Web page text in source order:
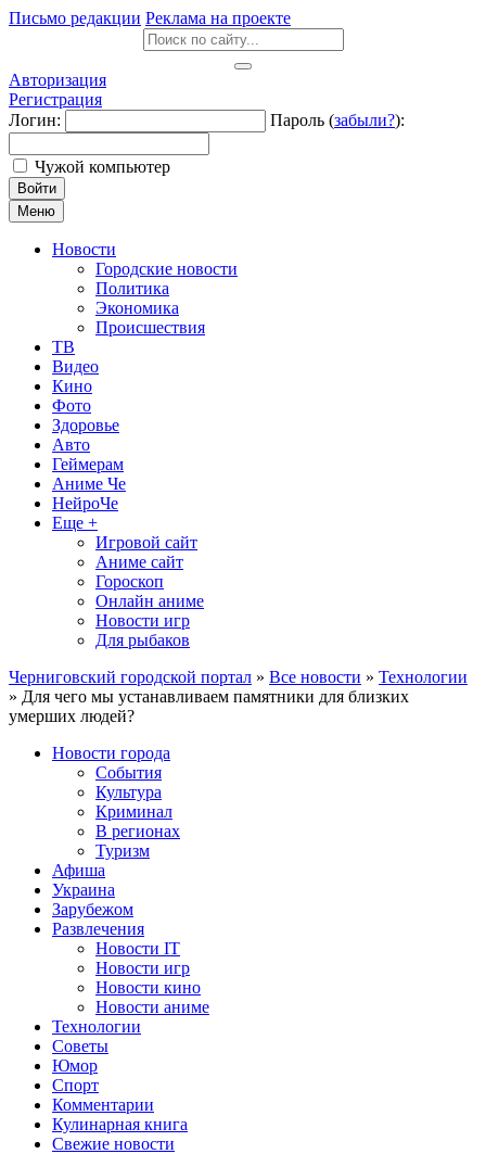
Письмо редакции Реклама на проекте
Авторизация
Регистрация
Логин:
Пароль (забыли?):
Чужой компьютер
Войти
Меню
Новости
Городские новости
Политика
Экономика
Происшествия
ТВ
Видео
Кино
Фото
Здоровье
Авто
Геймерам
Аниме Че
НейроЧе
Еще +
Игровой сайт
Аниме сайт
Гороскоп
Онлайн аниме
Новости игр
Для рыбаков
Черниговский городской портал » Все новости » Технологии
» Для чего мы устанавливаем памятники для близких
умерших людей?
Новости города
События
Культура
Криминал
В регионах
Туризм
Афиша
Украина
Зарубежом
Развлечения
Новости IT
Новости игр
Новости кино
Новости аниме
Технологии
Советы
Юмор
Спорт
Комментарии
Кулинарная книга
Свежие новости